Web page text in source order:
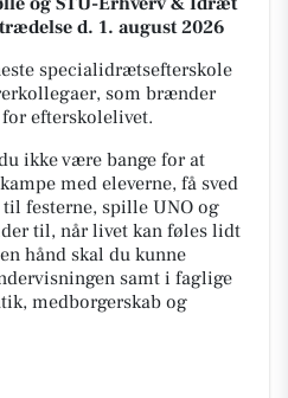
d. 1. august 2026
specialidrætsefterskole
som brænder
efterskolelivet.
ikke være bange for at
med eleverne, få sved
festerne, spille UNO og
til, når livet kan føles lidt
hånd skal du kunne
samt i faglige
medborgerskab og